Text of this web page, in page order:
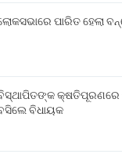
ପାରିତ ହେଲା
କ୍ଷତିପୂରଣରେ
ବିଧାୟକ